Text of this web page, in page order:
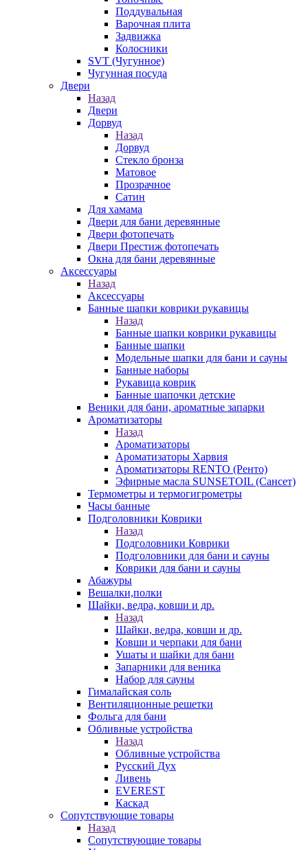
Поддувальная
Варочная плита
Задвижка
Колосники
SVT (Чугунное)
Чугунная посуда
Двери
Назад
Двери
Дорвуд
Назад
Дорвуд
Стекло бронза
Матовое
Прозрачное
Сатин
Для хамама
Двери для бани деревянные
Двери фотопечать
Двери Престиж фотопечать
Окна для бани деревянные
Аксессуары
Назад
Аксессуары
Банные шапки коврики рукавицы
Назад
Банные шапки коврики рукавицы
Банные шапки
Модельные шапки для бани и сауны
Банные наборы
Рукавица коврик
Банные шапочки детские
Веники для бани, ароматные запарки
Ароматизаторы
Назад
Ароматизаторы
Ароматизаторы Харвия
Ароматизаторы RENTO (Ренто)
Эфирные масла SUNSETOIL (Сансет)
Термометры и термогигрометры
Часы банные
Подголовники Коврики
Назад
Подголовники Коврики
Подголовники для бани и сауны
Коврики для бани и сауны
Абажуры
Вешалки,полки
Шайки, ведра, ковши и др.
Назад
Шайки, ведра, ковши и др.
Ковши и черпаки для бани
Ушаты и шайки для бани
Запарники для веника
Набор для сауны
Гималайская соль
Вентиляционные решетки
Фольга для бани
Обливные устройства
Назад
Обливные устройства
Русский Дух
Ливень
EVEREST
Каскад
Сопутствующие товары
Назад
Сопутствующие товары